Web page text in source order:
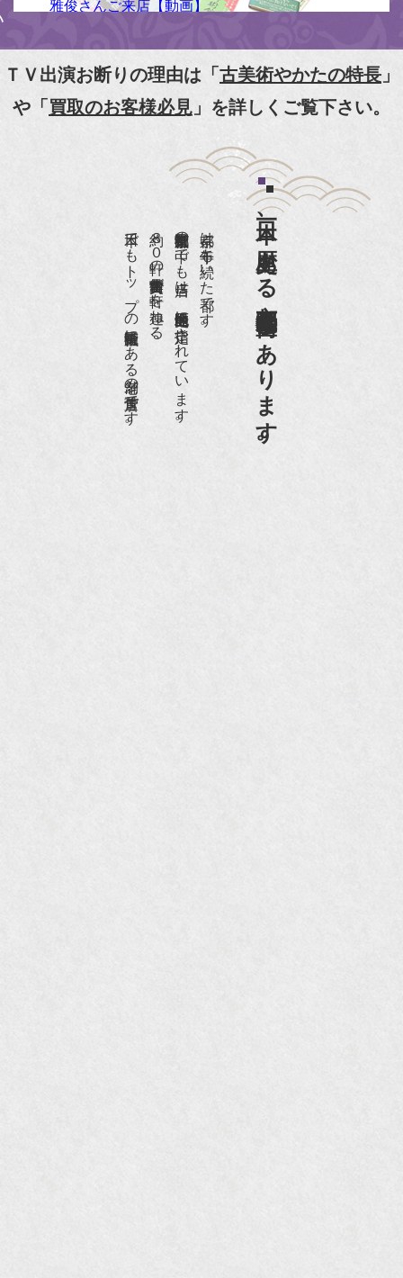
雅俊さんご来店【動画】
【動画】
『京都新聞』とKBS京都で鴨東まちなか美術館を
『和楽』7月号 樋口可南子さんがお店へ！！
『樋口可南子の古寺散歩』（5月17日発行）
NHK「趣味Do楽」とよた真帆さんご来店！【動
NHK『美の壺』（4月24日放送）
『和楽』10月号
『Hanako 京都案内』
『FIGARO japon』12月号
ＴＶ出演お断りの理由は「古美術やかたの特長 」
や「買取のお客様必見 」を詳しくご覧下さい。
日本一、歴史ある
京都祇園骨董街にあります。
京都は千年も続いた都です。
京都祇園骨董街の中でも当店は、歴史的保全地区に指定されています。
約８０軒の古美術骨董商が軒を連ねる、
日本でもトップの祇園骨董街にある老舗の骨董店です。